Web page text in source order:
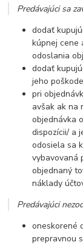
Predávajúci sa
dodať
kúpnej cene
odoslania
dodať
jeho
pri
avšak ak na
objednávka
dispozícii/ a
odosiela sa
vybavovaná
objednaný
náklady
Predávajúci
oneskorené
prepravnou